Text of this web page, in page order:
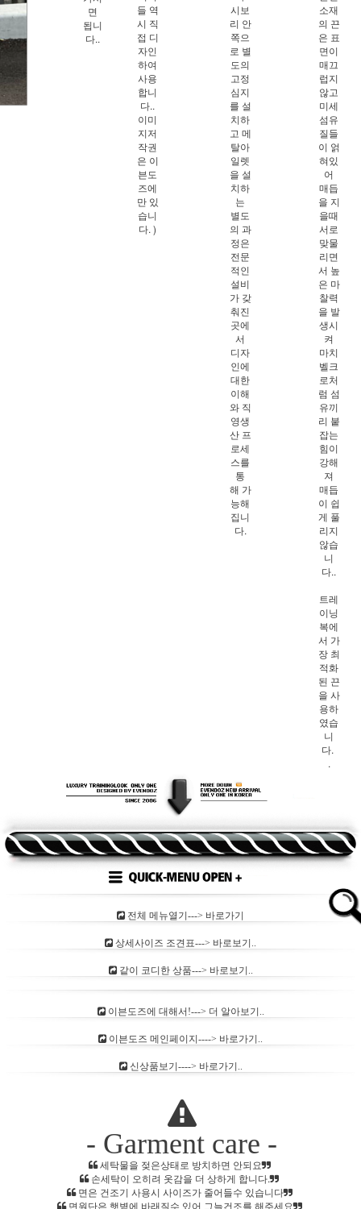
홈으로가기
이전페이지
관련상품..
전체상품후기
신상품보기
회원가입
면
됩니
다..
들 역
시 직
접 디
자인
하여
사용
합니
다..
이미
지저
작권
은 이
븐도
즈에
만 있
습니
다. )
시보
리 안
쪽으
로 별
도의
고정
심지
를 설
치하
고 메
탈아
일렛
을 설
치하
는
별도
의 과
정은
전문
적인
설비
가 갖
춰진
곳에
서
디자
인에
대한
이해
와 직
영생
산 프
로세
스를
통
해 가
능해
집니
다.
소재
의 끈
은 표
면이
매끄
럽지
않고
미세
섬유
질들
이 얽
혀있
어
매듭
을 지
을때
서로
맞물
리면
서 높
은 마
찰력
을 발
생시
켜
마치
벨크
로처
럼 섬
유끼
리 붙
잡는
힘이
강해
져
매듭
이 쉽
게 풀
리지
않습
니
다..
트레
이닝
복에
서 가
장 최
적화
된 끈
을 사
용하
였습
니
다.
.
전체 메뉴열기---> 바로가기
상세사이즈 조견표---> 바로보기..
같이 코디한 상품---> 바로보기..
이븐도즈에 대해서!---> 더 알아보기..
이븐도즈 메인페이지----> 바로가기..
신상품보기----> 바로가기..
- Garment care -
세탁물을 젖은상태로 방치하면 안되요
손세탁이 오히려 옷감을 더 상하게 합니다.
면은 건조기 사용시 사이즈가 줄어들수 있습니다
면원단은 햇볕에 바래질수 있어 그늘건조를 해주세요